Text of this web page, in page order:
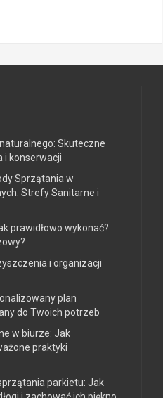
Skuteczne
i konserwacji
Sprzątania w
Strefy Sanitarne i
prawidłowo wykonać?
i organizacji
plan
do Twoich potrzeb
w biurze: Jak
praktyki
parkietu: Jak